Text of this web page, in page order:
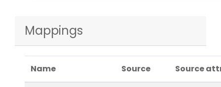
Mappings
Name Source Source